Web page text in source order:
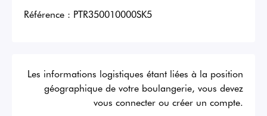
Référence : PTR350010000SK5
Les informations logistiques étant liées à la position
géographique de votre boulangerie, vous devez
vous connecter ou créer un compte.